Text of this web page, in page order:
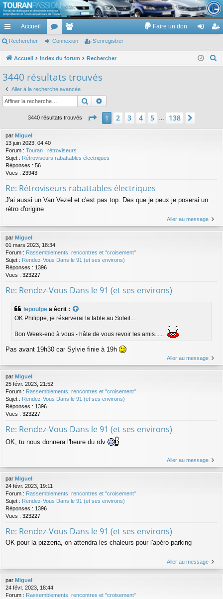
TouranPassion
Le forum des propriétaires ou futurs acquéreurs du Volkswagen Touran
cc
ès
pi
de
Accueil
or
u
s
e
m
Faire un don
ne nr
Rechercher Connexion S’enregistrer
Accueil Index du forum Rechercher
3440 résultats trouvés
Aller à la recherche avancée
Rechercher
3440 résultats trouvés Page 1sur 138
1 2 3 4 5 138
par Miguel
13 juin 2023, 04:40
Forum : Touran : rétroviseurs
Sujet : Rétroviseurs rabattables électriques
Réponses : 56
Vues : 23943
Re: Rétroviseurs rabattables électriques
J'ai aussi un Van Vezel et c'est pas top. Des que je peux je poserai un
rétro d'origine
Aller au message
par Miguel
01 mars 2023, 18:34
Forum : Rassemblements, rencontres et "croisement"
Sujet : Rendez-Vous Dans le 91 (et ses environs)
Réponses : 1396
Vues : 323227
Re: Rendez-Vous Dans le 91 (et ses environs)
lepoulpe a écrit :
OK Philippe, je réserverai la table au Soleil...
Bon Week-end à vous - hâte de vous revoir les amis......
Pas avant 19h30 car Sylvie finie à 19h
Aller au message
par Miguel
25 févr. 2023, 21:52
Forum : Rassemblements, rencontres et "croisement"
Sujet : Rendez-Vous Dans le 91 (et ses environs)
Réponses : 1396
Vues : 323227
Re: Rendez-Vous Dans le 91 (et ses environs)
OK, tu nous donnera l'heure du rdv
Aller au message
par Miguel
24 févr. 2023, 19:11
Forum : Rassemblements, rencontres et "croisement"
Sujet : Rendez-Vous Dans le 91 (et ses environs)
Réponses : 1396
Vues : 323227
Re: Rendez-Vous Dans le 91 (et ses environs)
OK pour la pizzeria, on attendra les chaleurs pour l'apéro parking
Aller au message
par Miguel
24 févr. 2023, 18:44
Forum : Rassemblements, rencontres et "croisement"